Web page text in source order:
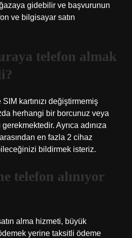
gidebilir ve başvurunun
ve bilgisayar satın
telefon almak
kartınızı değiştirmemiş
herhangi bir borcunuz veya
gerekmektedir. Ayrıca adınıza
en fazla 2 cihaz
bildirmek isteriz.
telefon alınıyor
alma hizmeti, büyük
yerine taksitli ödeme